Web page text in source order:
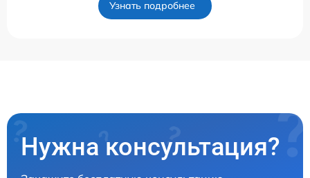
Узнать подробнее
Нужна консультация?